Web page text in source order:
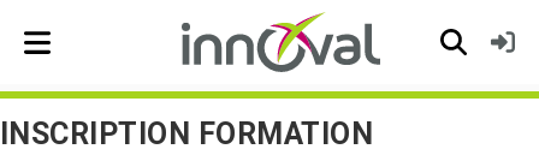
Skip to main navigation
INSCRIPTION FORMATION